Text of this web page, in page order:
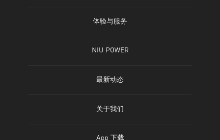
全部车型
车型对比
线下门店
体验与服务
查询体验店
NIU POWER
精彩生活
最新动态
新闻动态
关于我们
公司简介
App 下载